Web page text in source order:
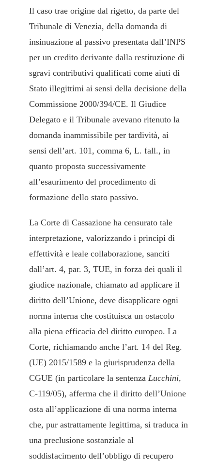
Il caso trae origine dal rigetto, da parte del
Tribunale di Venezia, della domanda di
insinuazione al passivo presentata dall’INPS
per un credito derivante dalla restituzione di
sgravi contributivi qualificati come aiuti di
Stato illegittimi ai sensi della decisione della
Commissione 2000/394/CE. Il Giudice
Delegato e il Tribunale avevano ritenuto la
domanda inammissibile per tardività, ai
sensi dell’art. 101, comma 6, L. fall., in
quanto proposta successivamente
all’esaurimento del procedimento di
formazione dello stato passivo.
La Corte di Cassazione ha censurato tale
interpretazione, valorizzando i principi di
effettività e leale collaborazione, sanciti
dall’art. 4, par. 3, TUE, in forza dei quali il
giudice nazionale, chiamato ad applicare il
diritto dell’Unione, deve disapplicare ogni
norma interna che costituisca un ostacolo
alla piena efficacia del diritto europeo. La
Corte, richiamando anche l’art. 14 del Reg.
(UE) 2015/1589 e la giurisprudenza della
CGUE (in particolare la sentenza Lucchini,
C-119/05), afferma che il diritto dell’Unione
osta all’applicazione di una norma interna
che, pur astrattamente legittima, si traduca in
una preclusione sostanziale al
soddisfacimento dell’obbligo di recupero